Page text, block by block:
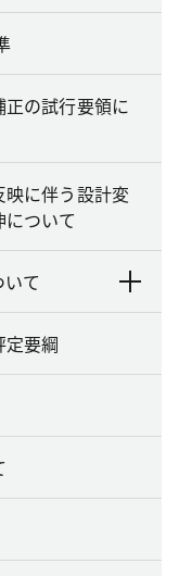
の試行要領に
に伴う設計変
ついて
て
定要綱